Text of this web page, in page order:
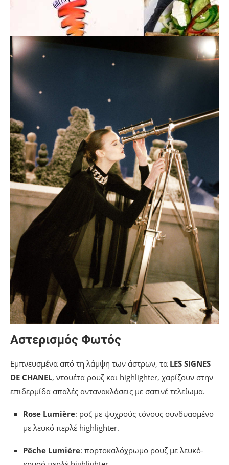
Αστερισμός Φωτός
Εμπνευσμένα από τη λάμψη των άστρων, τα LES SIGNES
DE CHANEL, ντουέτα ρουζ και highlighter, χαρίζουν στην
επιδερμίδα απαλές αντανακλάσεις με σατινέ τελείωμα.
Rose Lumière: ροζ με ψυχρούς τόνους συνδυασμένο
με λευκό περλέ highlighter.
Pêche Lumière: πορτοκαλόχρωμο ρουζ με λευκό-